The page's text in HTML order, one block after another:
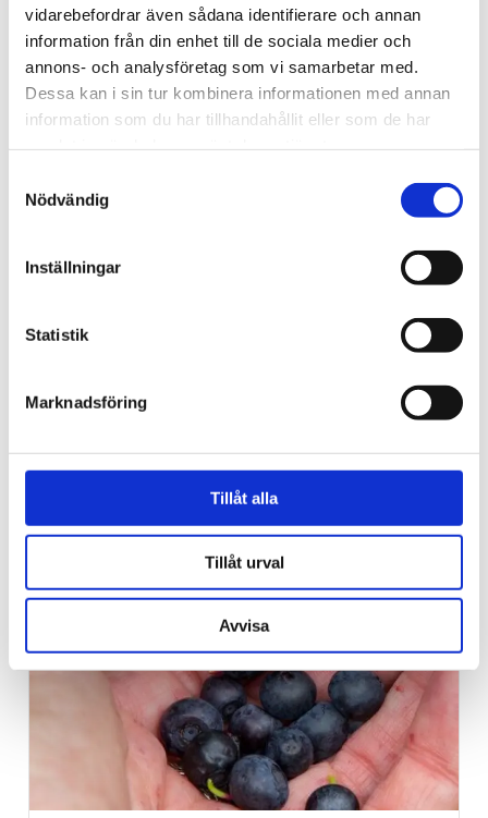
vidarebefordrar även sådana identifierare och annan
information från din enhet till de sociala medier och
annons- och analysföretag som vi samarbetar med.
Dessa kan i sin tur kombinera informationen med annan
information som du har tillhandahållit eller som de har
Nödvändig
Inställningar
Statistik
Marknadsföring
Tillåt alla
Tillåt urval
Avvisa
Nu ska kung Jesus lyftas i
Kungsan – detta väntar
besökaren
Uppgifter: Tusentals